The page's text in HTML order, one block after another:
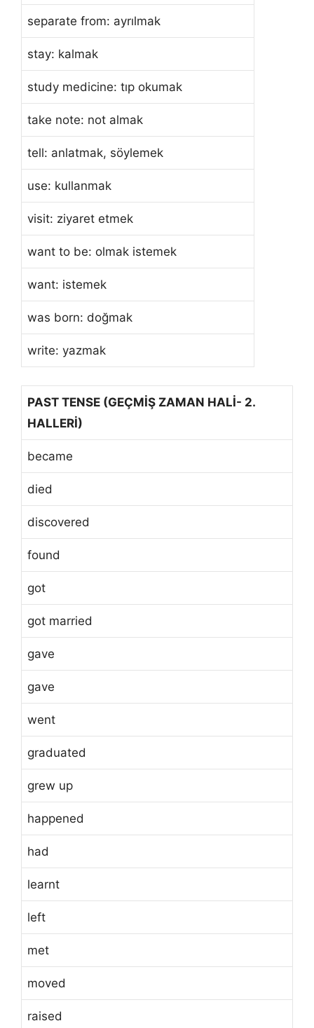
separate from: ayrılmak
stay: kalmak
study medicine: tıp okumak
take note: not almak
tell: anlatmak, söylemek
use: kullanmak
visit: ziyaret etmek
want to be: olmak istemek
want: istemek
was born: doğmak
write: yazmak
PAST TENSE (GEÇMİŞ ZAMAN HALİ- 2.
HALLERİ)
became
died
discovered
found
got
got married
gave
gave
went
graduated
grew up
happened
had
learnt
left
met
moved
raised